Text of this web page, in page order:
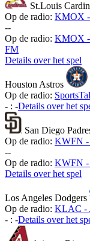
St.Louis
Op de radio: KMOX -
--
Op de radio: KMOX -
FM
Details over het spel
Houston Astros
Op de radio:
- : -Details over het
San Diego
Op de radio: KWFN -
--
Op de radio: KWFN -
Details over het spel
Los Angeles Dodgers
Op de radio: KLAC -
- : -Details over het